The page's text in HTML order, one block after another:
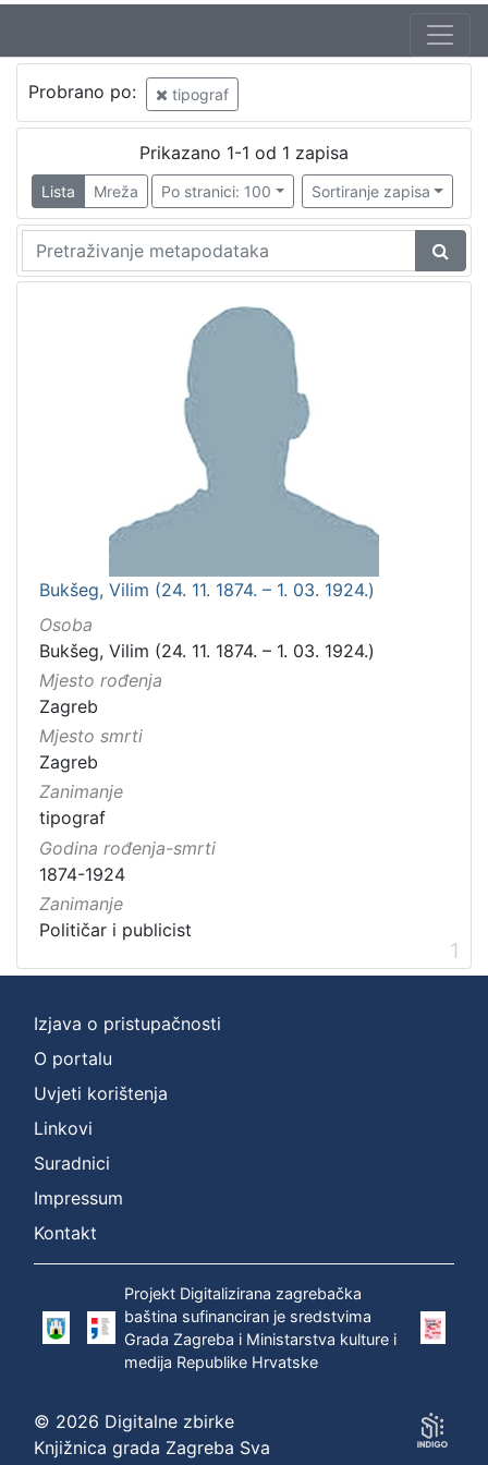
Probrano po: tipograf
Prikazano 1-1 od 1 zapisa
Lista Mreža Po stranici: 100 Sortiranje zapisa
Bukšeg, Vilim (24. 11. 1874. – 1. 03. 1924.)
Osoba
Bukšeg, Vilim (24. 11. 1874. – 1. 03. 1924.)
Mjesto rođenja
Zagreb
Mjesto smrti
Zagreb
Zanimanje
tipograf
Godina rođenja-smrti
1874-1924
Zanimanje
Političar i publicist
1
Izjava o pristupačnosti
O portalu
Uvjeti korištenja
Linkovi
Suradnici
Impressum
Kontakt
Projekt Digitalizirana zagrebačka
baština sufinanciran je sredstvima
Grada Zagreba i Ministarstva kulture i
medija Republike Hrvatske
© 2026 Digitalne zbirke
Knjižnica grada Zagreba Sva